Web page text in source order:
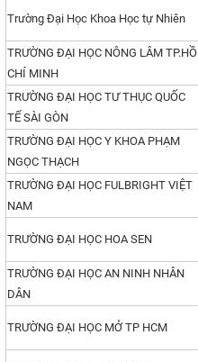
Trường Đại Học Khoa Học tự Nhiên
TRƯỜNG ĐẠI HỌC NÔNG LÂM TP.HỒ
CHÍ MINH
TRƯỜNG ĐẠI HỌC TƯ THỤC QUỐC
TẾ SÀI GÒN
TRƯỜNG ĐẠI HỌC Y KHOA PHẠM
NGỌC THẠCH
TRƯỜNG ĐẠI HỌC FULBRIGHT VIỆT
NAM
TRƯỜNG ĐẠI HỌC HOA SEN
TRƯỜNG ĐẠI HỌC AN NINH NHÂN
DÂN
TRƯỜNG ĐẠI HỌC MỞ TP HCM